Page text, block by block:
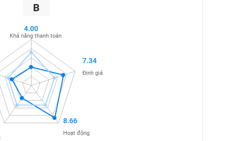
B
4.00
Khả năng thanh toán
7.34
Định giá
8.66
Hoạt động